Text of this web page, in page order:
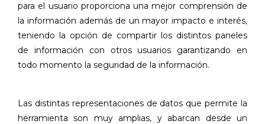
para el usuario proporciona una mejor comprensión de
la información además de un mayor impacto e interés,
teniendo la opción de compartir los distintos paneles
de información con otros usuarios garantizando en
todo momento la seguridad de la información.
Las distintas representaciones de datos que permite la
herramienta son muy amplias, y abarcan desde un